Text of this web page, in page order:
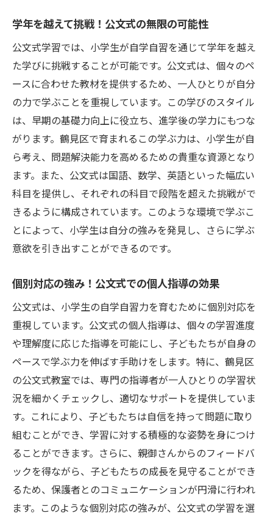
学年を越えて挑戦！公文式の無限の可能性
公文式学習では、小学生が自学自習を通じて学年を越え
た学びに挑戦することが可能です。公文式は、個々のペ
ースに合わせた教材を提供するため、一人ひとりが自分
の力で学ぶことを重視しています。この学びのスタイル
は、早期の基礎力向上に役立ち、進学後の学力にもつな
がります。鶴見区で育まれるこの学ぶ力は、小学生が自
ら考え、問題解決能力を高めるための貴重な資源となり
ます。また、公文式は国語、数学、英語といった幅広い
科目を提供し、それぞれの科目で段階を超えた挑戦がで
きるように構成されています。このような環境で学ぶこ
とによって、小学生は自分の強みを発見し、さらに学ぶ
意欲を引き出すことができるのです。
個別対応の強み！公文式での個人指導の効果
公文式は、小学生の自学自習力を育むために個別対応を
重視しています。公文式の個人指導は、個々の学習進度
や理解度に応じた指導を可能にし、子どもたちが自身の
ペースで学ぶ力を伸ばす手助けをします。特に、鶴見区
の公文式教室では、専門の指導者が一人ひとりの学習状
況を細かくチェックし、適切なサポートを提供していま
す。これにより、子どもたちは自信を持って問題に取り
組むことができ、学習に対する積極的な姿勢を身につけ
ることができます。さらに、親御さんからのフィードバ
ックを得ながら、子どもたちの成長を見守ることができ
るため、保護者とのコミュニケーションが円滑に行われ
ます。このような個別対応の強みが、公文式の学習を選